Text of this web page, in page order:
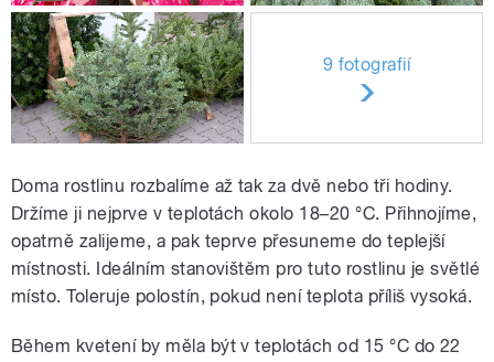
9 fotografií
Doma rostlinu rozbalíme až tak za dvě nebo tři hodiny.
Držíme ji nejprve v teplotách okolo 18–20 °C. Přihnojíme,
opatrně zalijeme, a pak teprve přesuneme do teplejší
místnosti. Ideálním stanovištěm pro tuto rostlinu je světlé
místo. Toleruje polostín, pokud není teplota příliš vysoká.
Během kvetení by měla být v teplotách od 15 °C do 22